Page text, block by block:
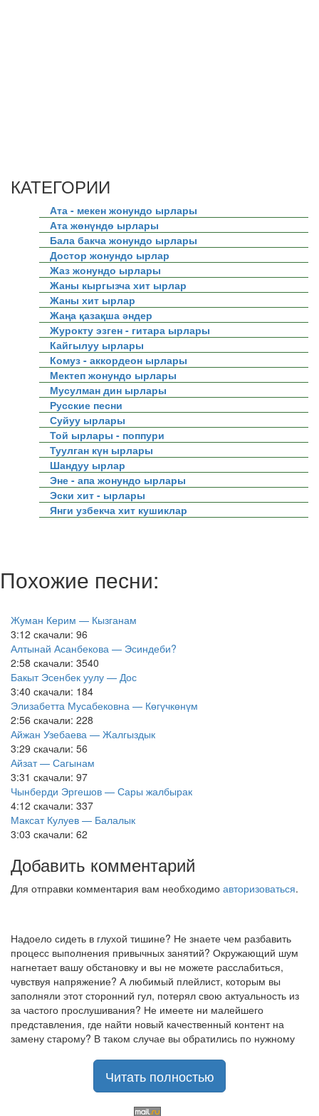
КАТЕГОРИИ
Ата - мекен жонундо ырлары
Ата жөнүндө ырлары
Бала бакча жонундо ырлары
Достор жонундо ырлар
Жаз жонундо ырлары
Жаны кыргызча хит ырлар
Жаны хит ырлар
Жаңа қазақша әндер
Журокту эзген - гитара ырлары
Кайгылуу ырлары
Комуз - аккордеон ырлары
Мектеп жонундо ырлары
Мусулман дин ырлары
Русские песни
Суйуу ырлары
Той ырлары - поппури
Туулган күн ырлары
Шандуу ырлар
Эне - апа жонундо ырлары
Эски хит - ырлары
Янги узбекча хит кушиклар
Похожие песни:
Жуман Керим — Кызганам
3:12 скачали: 96
Алтынай Асанбекова — Эсиндеби?
2:58 скачали: 3540
Бакыт Эсенбек уулу — Дос
3:40 скачали: 184
Элизабетта Мусабековна — Көгүчкөнүм
2:56 скачали: 228
Айжан Узебаева — Жалгыздык
3:29 скачали: 56
Айзат — Сагынам
3:31 скачали: 97
Чынберди Эргешов — Сары жалбырак
4:12 скачали: 337
Максат Кулуев — Балалык
3:03 скачали: 62
Добавить комментарий
Для отправки комментария вам необходимо авторизоваться.
Надоело сидеть в глухой тишине? Не знаете чем разбавить
процесс выполнения привычных занятий? Окружающий шум
нагнетает вашу обстановку и вы не можете расслабиться,
чувствуя напряжение? А любимый плейлист, которым вы
заполняли этот сторонний гул, потерял свою актуальность из
за частого прослушивания? Не имеете ни малейшего
представления, где найти новый качественный контент на
замену старому? В таком случае вы обратились по нужному
Музыкальный портал KGZ Musicс большой радостью
приветствует своих старых и новых слушателей! Специально
Читать полностью